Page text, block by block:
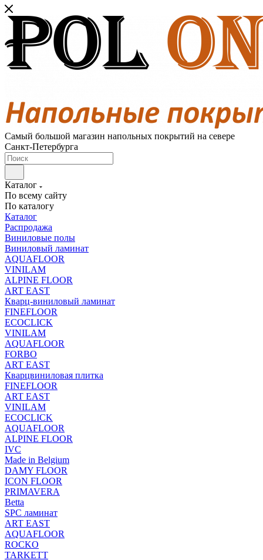
Самый большой магазин напольных покрытий на севере
Санкт-Петербурга
Каталог
По всему сайту
По каталогу
Каталог
Распродажа
Виниловые полы
Виниловый ламинат
AQUAFLOOR
VINILAM
ALPINE FLOOR
ART EAST
Кварц-виниловый ламинат
FINEFLOOR
ECOCLICK
VINILAM
AQUAFLOOR
FORBO
ART EAST
Кварцвиниловая плитка
FINEFLOOR
ART EAST
VINILAM
ECOCLICK
AQUAFLOOR
ALPINE FLOOR
IVC
Made in Belgium
DAMY FLOOR
ICON FLOOR
PRIMAVERA
Betta
SPC ламинат
ART EAST
AQUAFLOOR
ROCKO
TARKETT